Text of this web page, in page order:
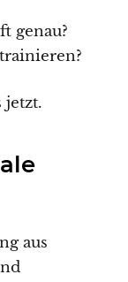
genau?
jetzt.
aus